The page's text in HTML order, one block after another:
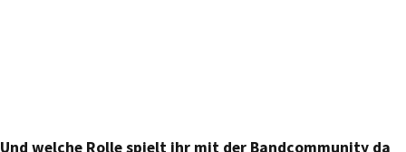
Und welche Rolle spielt ihr mit der Bandcommunity da